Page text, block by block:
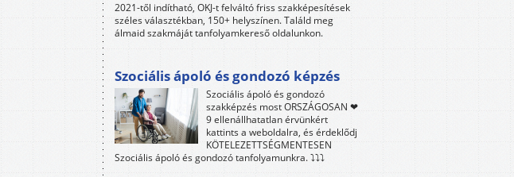
2021-től indítható, OKJ-t felváltó friss szakképesítések
széles választékban, 150+ helyszínen. Találd meg
álmaid szakmáját tanfolyamkereső oldalunkon.
Szociális ápoló és gondozó képzés
Szociális ápoló és gondozó
szakképzés most ORSZÁGOSAN ❤
9 ellenállhatatlan érvünkért
kattints a weboldalra, és érdeklődj
KÖTELEZETTSÉGMENTESEN
Szociális ápoló és gondozó tanfolyamunkra. ⤵⤵⤵